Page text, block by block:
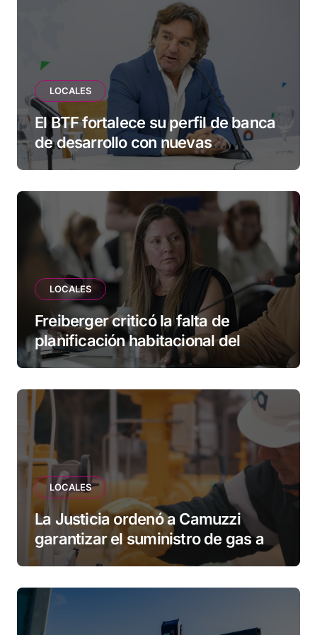
LOCALES
El BTF fortalece su perfil de banca
de desarrollo con nuevas
herramientas para familias y
LOCALES
Freiberger criticó la falta de
planificación habitacional del
Municipio: “Vuoto deja afuera a
esperando”
LOCALES
La Justicia ordenó a Camuzzi
garantizar el suministro de gas a
una familia de Tolhuin